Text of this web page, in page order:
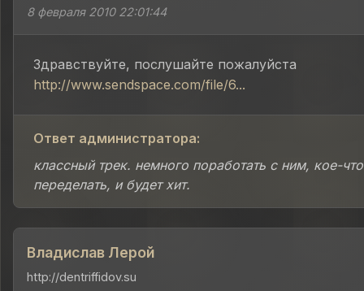
8 февраля 2010 22:01:44
Здравствуйте, послушайте пожалуйста
http://www.sendspace.com/file/6...
Ответ администратора:
классный трек. немного поработать с ним, кое-
переделать, и будет хит.
Владислав Лерой
http://dentriffidov.su